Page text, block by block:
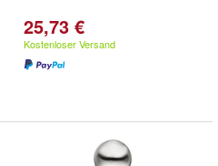
25,73 €
Kostenloser Versand